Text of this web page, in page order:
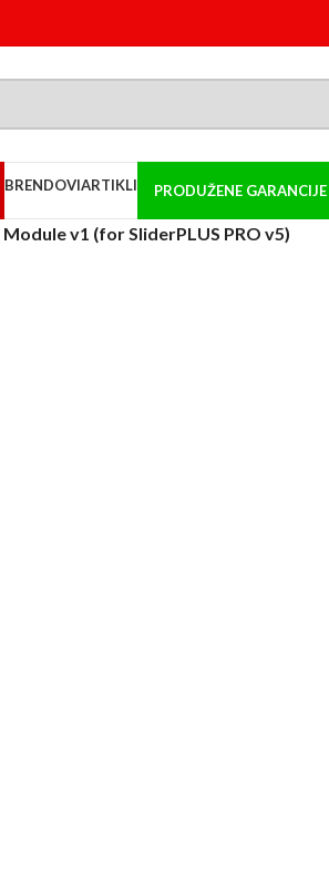
BRENDOVIARTIKLI PRODUŽENE GARANCIJE
v1 (for SliderPLUS PRO v5)